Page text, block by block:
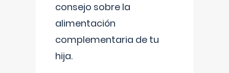
consejo sobre la
alimentación
complementaria de tu
hija.